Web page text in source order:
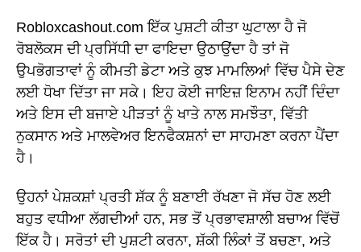
Robloxcashout.com ਇੱਕ ਪੁਸ਼ਟੀ ਕੀਤਾ ਘੁਟਾਲਾ ਹੈ ਜੋ
ਰੋਬਲੋਕਸ ਦੀ ਪ੍ਰਸਿੱਧੀ ਦਾ ਫਾਇਦਾ ਉਠਾਉਂਦਾ ਹੈ ਤਾਂ ਜੋ
ਉਪਭੋਗਤਾਵਾਂ ਨੂੰ ਕੀਮਤੀ ਡੇਟਾ ਅਤੇ ਕੁਝ ਮਾਮਲਿਆਂ ਵਿੱਚ ਪੈਸੇ ਦੇਣ
ਲਈ ਧੋਖਾ ਦਿੱਤਾ ਜਾ ਸਕੇ। ਇਹ ਕੋਈ ਜਾਇਜ਼ ਇਨਾਮ ਨਹੀਂ ਦਿੰਦਾ
ਅਤੇ ਇਸ ਦੀ ਬਜਾਏ ਪੀੜਤਾਂ ਨੂੰ ਖਾਤੇ ਨਾਲ ਸਮਝੌਤਾ, ਵਿੱਤੀ
ਨੁਕਸਾਨ ਅਤੇ ਮਾਲਵੇਅਰ ਇਨਫੈਕਸ਼ਨਾਂ ਦਾ ਸਾਹਮਣਾ ਕਰਨਾ ਪੈਂਦਾ
ਹੈ।
ਉਹਨਾਂ ਪੇਸ਼ਕਸ਼ਾਂ ਪ੍ਰਤੀ ਸ਼ੱਕ ਨੂੰ ਬਣਾਈ ਰੱਖਣਾ ਜੋ ਸੱਚ ਹੋਣ ਲਈ
ਬਹੁਤ ਵਧੀਆ ਲੱਗਦੀਆਂ ਹਨ, ਸਭ ਤੋਂ ਪ੍ਰਭਾਵਸ਼ਾਲੀ ਬਚਾਅ ਵਿੱਚੋਂ
ਇੱਕ ਹੈ। ਸਰੋਤਾਂ ਦੀ ਪੁਸ਼ਟੀ ਕਰਨਾ, ਸ਼ੱਕੀ ਲਿੰਕਾਂ ਤੋਂ ਬਚਣਾ, ਅਤੇ